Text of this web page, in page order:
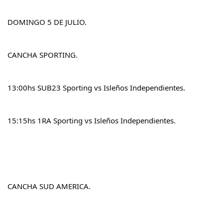
DOMINGO 5 DE JULIO.
CANCHA SPORTING.
13:00hs SUB23 Sporting vs Isleños Independientes.
15:15hs 1RA Sporting vs Isleños Independientes.
CANCHA SUD AMERICA.